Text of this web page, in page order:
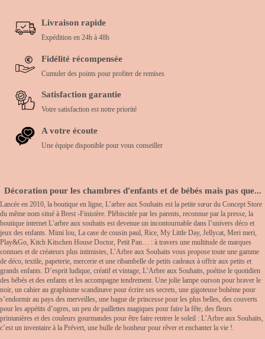
Livraison rapide
Expédition en 24h à 48h
Fidélité récompensée
Cumuler des points pour profiter de remises
Satisfaction garantie
Votre satisfaction est notre priorité
A votre écoute
Une équipe disponible pour vous conseiller
Décoration pour les chambres d'enfants et de bébés mais pas que...
Lancée en 2010, la boutique en ligne, L’arbre aux Souhaits est la petite sœur du Concept Store
du même nom situé à Brest -Finistère. Plébiscitée par les parents, reconnue par la presse, la
boutique internet L’arbre aux souhaits est devenue un incontournable dans l’univers déco et
jeux des enfants. Mimi lou, La case de cousin paul, Rice, My Little Day, Jellycat, Meri meri,
Play&Go, Kitch Kitschen House Doctor, Petit Pan… : à travers une multitude de marques
connues et de créateurs plus intimistes, L’Arbre aux Souhaits vous propose toute une gamme
de déco, textile, papeterie, mercerie et une ribambelle de petits cadeaux à offrir aux petits et
grands enfants. D’esprit ludique, créatif et vintage, L’Arbre aux Souhaits, poétise le quotidien
des bébés et des enfants et les accompagne tendrement. Une jolie lampe ourson pour braver le
noir, un cahier au graphisme scandinave pour écrire ses secrets, une gigoteuse bohème pour
s’endormir au pays des merveilles, une bague de princesse pour les plus belles, des couverts
pour les appétits d’ogres, un peu de paillettes magiques pour faire la fête, des fleurs
printanières et des couleurs gourmandes pour être faire rentrer le soleil : L’Arbre aux Souhaits,
c’est un inventaire à la Prévert, une bulle de bonheur pour rêver et enchanter la vie !.